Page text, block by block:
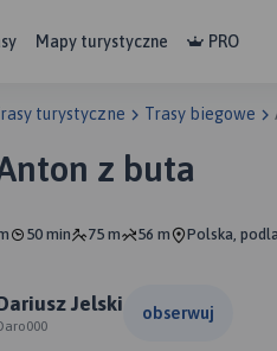
Mapy turystyczne PRO
turystyczne Trasy biegowe
z buta
50 min 75 m 56 m Polska,
Jelski obserwuj